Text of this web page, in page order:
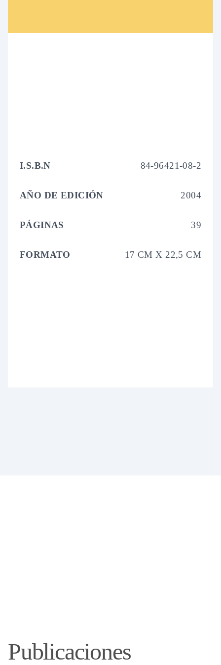
I.S.B.N 84-96421-08-2
AÑO DE EDICIÓN 2004
PÁGINAS 39
FORMATO 17 CM X 22,5 CM
Publicaciones